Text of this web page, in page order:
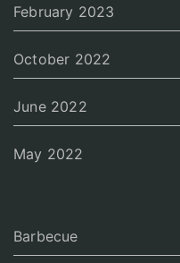
February 2023
October 2022
June 2022
May 2022
Barbecue